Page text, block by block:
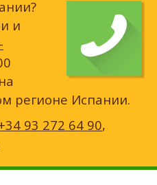
и
регионе Испании.
93 272 64 90,